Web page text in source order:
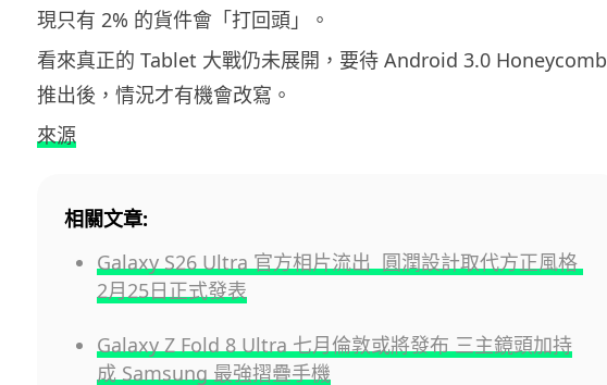
現只有 2% 的貨件會「打回頭」。
看來真正的 Tablet 大戰仍未展開，要待 Android 3.0 Honeycomb
推出後，情況才有機會改寫。
來源
相關文章:
Galaxy S26 Ultra 官方相片流出 圓潤設計取代方正風格
2月25日正式發表
Galaxy Z Fold 8 Ultra 七月倫敦或將發布 三主鏡頭加持
成 Samsung 最強摺疊手機